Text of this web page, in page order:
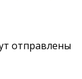
отправлены